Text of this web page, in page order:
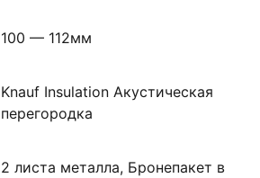
100 — 112мм
Knauf Insulation Акустическая
перегородка
2 листа металла, Бронепакет в